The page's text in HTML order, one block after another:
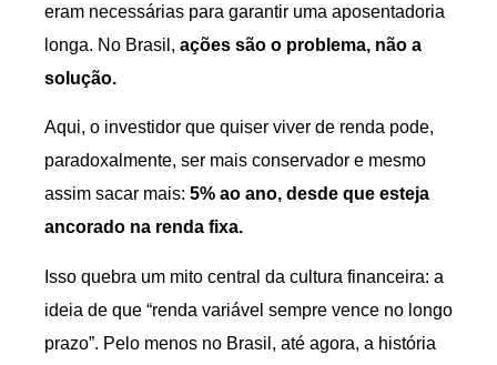
eram necessárias para garantir uma aposentadoria
longa. No Brasil, ações são o problema, não a
solução.
Aqui, o investidor que quiser viver de renda pode,
paradoxalmente, ser mais conservador e mesmo
assim sacar mais: 5% ao ano, desde que esteja
ancorado na renda fixa.
Isso quebra um mito central da cultura financeira: a
ideia de que “renda variável sempre vence no longo
prazo”. Pelo menos no Brasil, até agora, a história